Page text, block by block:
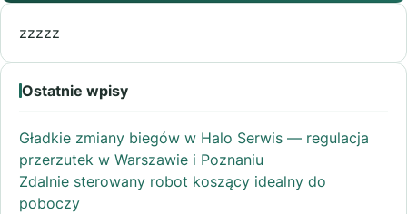
zzzzz
Ostatnie wpisy
Gładkie zmiany biegów w Halo Serwis — regulacja
przerzutek w Warszawie i Poznaniu
Zdalnie sterowany robot koszący idealny do
poboczy